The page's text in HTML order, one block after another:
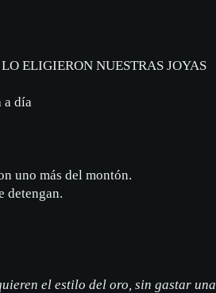
ELIGIERON NUESTRAS JOYAS
a día
uno más del montón.
detengan.
el estilo del oro, sin gastar una